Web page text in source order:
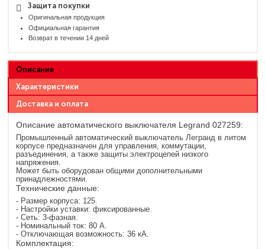
Защита покупки
Оригинальная продукция
Официальная гарантия
Возврат в течении 14 дней
Описание
Характеристики
Доставка и оплата
Описание автоматического выключателя Legrand 027259:
Промышленный автоматический выключатель Легранд в литом
корпусе предназначен для управления, коммутации,
разъединения, а также защиты электроцепей низкого
напряжения.
Может быть оборудован общими дополнительными
принадлежностями.
Технические данные:
- Размер корпуса: 125.
- Настройки уставки: фиксированные.
- Сеть: 3-фазная.
- Номинальный ток: 80 A.
- Отключающая возможность: 36 кА.
Комплектация: